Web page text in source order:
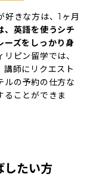
好きな方は、1ヶ月
、英語を使うシチ
ーズをしっかり身
リピン留学では、
講師にリクエスト
ルの予約の仕方な
ることができま
したい方